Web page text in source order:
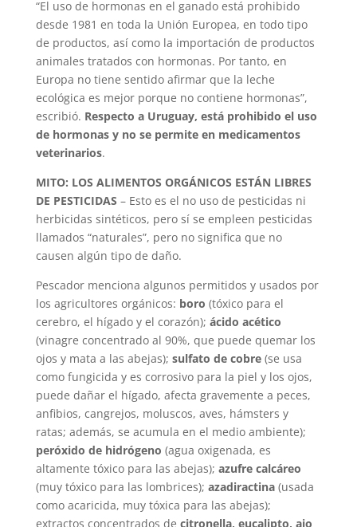
“El uso de hormonas en el ganado está prohibido
desde 1981 en toda la Unión Europea, en todo tipo
de productos, así como la importación de productos
animales tratados con hormonas. Por tanto, en
Europa no tiene sentido afirmar que la leche
ecológica es mejor porque no contiene hormonas”,
escribió. Respecto a Uruguay, está prohibido el uso
de hormonas y no se permite en medicamentos
veterinarios.
MITO: LOS ALIMENTOS ORGÁNICOS ESTÁN LIBRES
DE PESTICIDAS – Esto es el no uso de pesticidas ni
herbicidas sintéticos, pero sí se empleen pesticidas
llamados “naturales”, pero no significa que no
causen algún tipo de daño.
Pescador menciona algunos permitidos y usados por
los agricultores orgánicos: boro (tóxico para el
cerebro, el hígado y el corazón); ácido acético
(vinagre concentrado al 90%, que puede quemar los
ojos y mata a las abejas); sulfato de cobre(se usa
como fungicida y es corrosivo para la piel y los ojos,
puede dañar el hígado, afecta gravemente a peces,
anfibios, cangrejos, moluscos, aves, hámsters y
ratas; además, se acumula en el medio ambiente);
peróxido de hidrógeno (agua oxigenada, es
altamente tóxico para las abejas); azufre calcáreo
(muy tóxico para las lombrices); azadiractina(usada
como acaricida, muy tóxica para las abejas);
extractos concentrados de citronella, eucalipto, ajo